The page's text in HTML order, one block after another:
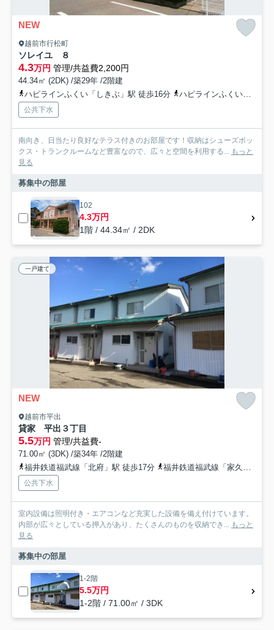
NEW
越前市行松町
ソレイユ ８
4.3万円 管理/共益費2,200円
44.34㎡ (2DK) /築29年 /2階建
ハピラインふくい「しきぶ」駅 徒歩16分
ハピラインふくい「王子保」駅 徒歩18分
公共下水
南向き、日当たり良好なテラス付きのお部屋です！収納はシューズボッ
クス・トランクルームなど豊富なので、広々と空間を利用する... もっと
見る
募集中の部屋
102
4.3万円
1階 / 44.34㎡ / 2DK
一戸建て
NEW
越前市平出
貸家 平出３丁目
5.5万円 管理/共益費-
71.00㎡ (3DK) /築34年 /2階建
福井鉄道福武線「北府」駅 徒歩17分
福井鉄道福武線「家久」駅 徒歩23分
公共下水
室内設備は照明付き・エアコンなど充実した設備を備え付けています。
内部が広々としている押入があり、たくさんのものを収納でき... もっと
見る
募集中の部屋
1-2階
5.5万円
1-2階 / 71.00㎡ / 3DK